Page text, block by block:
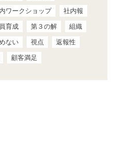
ワークショップ
社内報
育成 第３の解
組織
ない 視点
返報性
顧客満足